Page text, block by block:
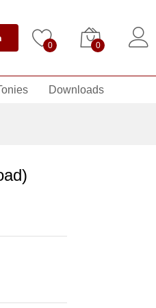
0 0
Downloads